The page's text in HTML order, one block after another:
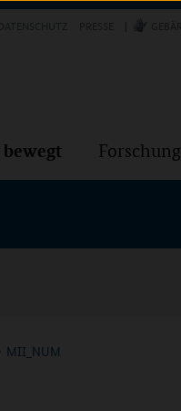
bewegt Forschung
MII_NUM
Forschung